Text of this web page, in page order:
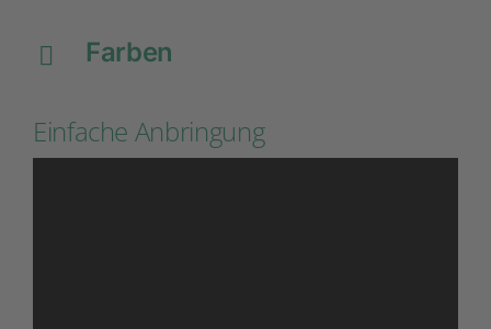
Farben
Einfache Anbringung